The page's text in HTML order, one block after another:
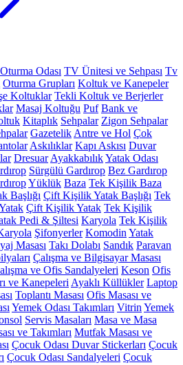
Odası TV Ünitesi ve Sehpası Tv
Oturma Grupları Koltuk ve Kanepeler
Koltuklar Tekli Koltuk ve Berjerler
Masaj Koltuğu Puf Bank ve
Kitaplık Sehpalar Zigon Sehpalar
Gazetelik Antre ve Hol Çok
Askılıklar Kapı Askısı Duvar
Dresuar AyakkabılıkYatak Odası
Sürgülü Gardırop Bez Gardırop
Yüklük Baza Tek Kişilik Baza
Başlığı Çift Kişilik Yatak Başlığı Tek
Çift Kişilik Yatak Tek Kişilik
Pedi & Şiltesi Karyola Tek Kişilik
Şifonyerler Komodin Yatak
Masası Takı Dolabı Sandık Paravan
Çalışma ve Bilgisayar Masası
ve Ofis Sandalyeleri Keson Ofis
ve Kanepeleri Ayaklı Küllükler Laptop
Toplantı Masası Ofis Masası ve
Yemek Odası Takımları Vitrin Yemek
Servis Masaları Masa ve Masa
ve Takımları Mutfak Masası ve
Çocuk Odası Duvar Stickerları Çocuk
Çocuk Odası Sandalyeleri Çocuk